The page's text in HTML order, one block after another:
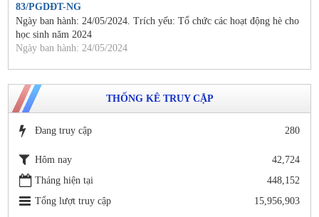
83/PGDĐT-NG
Ngày ban hành: 24/05/2024. Trích yếu: Tổ chức các hoạt động hè cho
học sinh năm 2024
Ngày ban hành: 24/05/2024
THỐNG KÊ TRUY CẬP
Đang truy cập 280
Hôm nay
42,724
Tháng hiện tại
448,152
Tổng lượt truy cập
15,956,903